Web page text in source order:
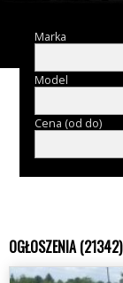
Marka
Model
Cena (od do)
OGŁOSZENIA (21342)